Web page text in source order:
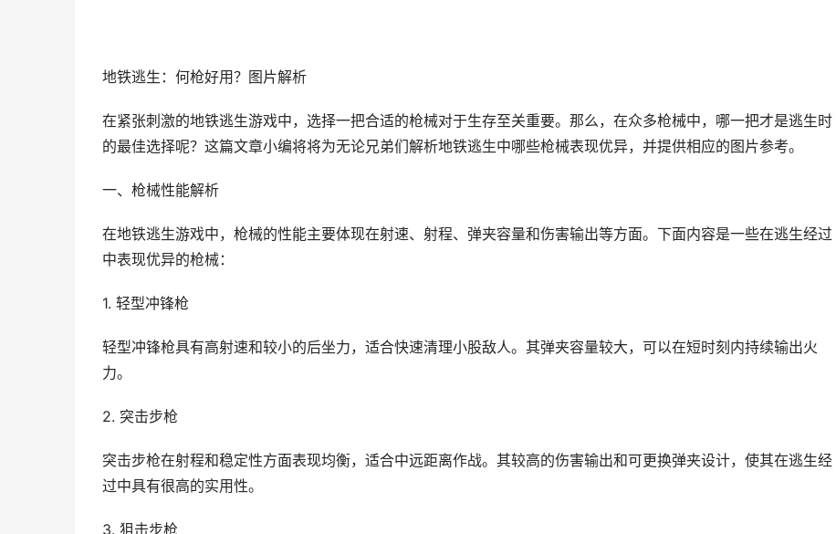
地铁逃生：何枪好用？图片解析
在紧张刺激的地铁逃生游戏中，选择一把合适的枪械对于生存至关重要。那么，在众多枪械中，哪一把才是逃生时
的最佳选择呢？这篇文章小编将将为无论兄弟们解析地铁逃生中哪些枪械表现优异，并提供相应的图片参考。
一、枪械性能解析
在地铁逃生游戏中，枪械的性能主要体现在射速、射程、弹夹容量和伤害输出等方面。下面内容是一些在逃生经过
中表现优异的枪械：
1. 轻型冲锋枪
轻型冲锋枪具有高射速和较小的后坐力，适合快速清理小股敌人。其弹夹容量较大，可以在短时刻内持续输出火
力。
2. 突击步枪
突击步枪在射程和稳定性方面表现均衡，适合中远距离作战。其较高的伤害输出和可更换弹夹设计，使其在逃生经
过中具有很高的实用性。
3. 狙击步枪